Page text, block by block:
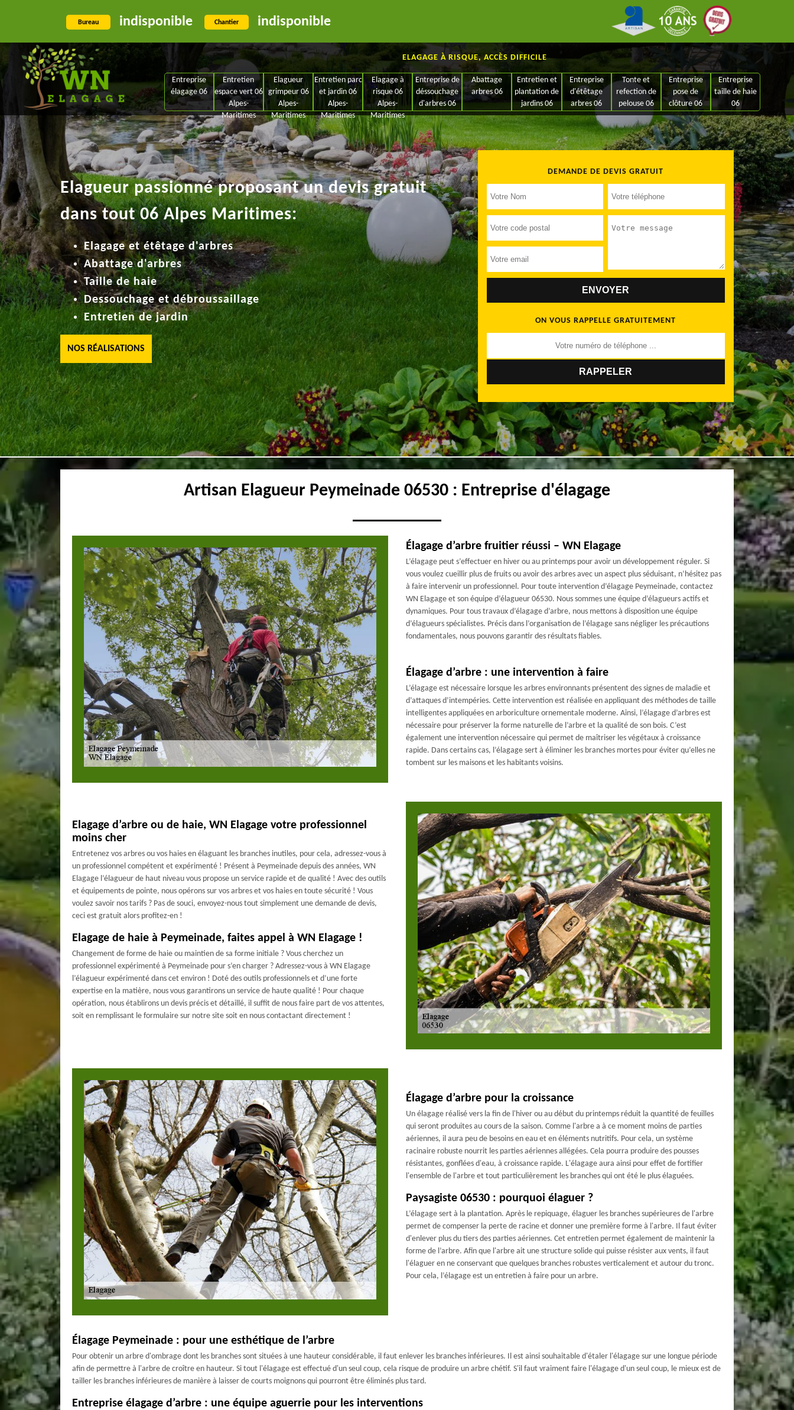
Bureau indisponible Chantier indisponible
ELAGAGE À RISQUE, ACCÈS DIFFICILE
Entreprise
élagage 06
Entretien
espace vert 06
Alpes-
Maritimes
Elagueur
grimpeur 06
Alpes-
Maritimes
Entretien parc
et jardin 06
Alpes-
Maritimes
Elagage à
risque 06
Alpes-
Maritimes
Entreprise de
déssouchage
d'arbres 06
Abattage
arbres 06
Entretien et
plantation de
jardins 06
Entreprise
d'étêtage
arbres 06
Tonte et
refection de
pelouse 06
Entreprise
pose de
clôture 06
Entreprise
taille de haie
06
DEMANDE DE DEVIS GRATUIT
ON VOUS RAPPELLE GRATUITEMENT
Elagueur passionné proposant un devis gratuit
dans tout 06 Alpes Maritimes:
Elagage et étêtage d'arbres
Abattage d'arbres
Taille de haie
Dessouchage et débroussaillage
Entretien de jardin
NOS RÉALISATIONS
Artisan Elagueur Peymeinade 06530 : Entreprise d'élagage
Élagage d’arbre fruitier réussi – WN Elagage
L’élagage peut s’effectuer en hiver ou au printemps pour avoir un développement réguler. Si
vous voulez cueillir plus de fruits ou avoir des arbres avec un aspect plus séduisant, n’hésitez pas
à faire intervenir un professionnel. Pour toute intervention d’élagage Peymeinade, contactez
WN Elagage et son équipe d’élagueur 06530. Nous sommes une équipe d’élagueurs actifs et
dynamiques. Pour tous travaux d’élagage d’arbre, nous mettons à disposition une équipe
d’élagueurs spécialistes. Précis dans l’organisation de l’élagage sans négliger les précautions
fondamentales, nous pouvons garantir des résultats fiables.
Élagage d’arbre : une intervention à faire
L’élagage est nécessaire lorsque les arbres environnants présentent des signes de maladie et
d’attaques d’intempéries. Cette intervention est réalisée en appliquant des méthodes de taille
intelligentes appliquées en arboriculture ornementale moderne. Ainsi, l’élagage d’arbres est
nécessaire pour préserver la forme naturelle de l’arbre et la qualité de son bois. C’est
également une intervention nécessaire qui permet de maîtriser les végétaux à croissance
rapide. Dans certains cas, l’élagage sert à éliminer les branches mortes pour éviter qu’elles ne
tombent sur les maisons et les habitants voisins.
Elagage d’arbre ou de haie, WN Elagage votre professionnel
moins cher
Entretenez vos arbres ou vos haies en élaguant les branches inutiles, pour cela, adressez-vous à
un professionnel compétent et expérimenté ! Présent à Peymeinade depuis des années, WN
Elagage l’élagueur de haut niveau vous propose un service rapide et de qualité ! Avec des outils
et équipements de pointe, nous opérons sur vos arbres et vos haies en toute sécurité ! Vous
voulez savoir nos tarifs ? Pas de souci, envoyez-nous tout simplement une demande de devis,
ceci est gratuit alors profitez-en !
Elagage de haie à Peymeinade, faites appel à WN Elagage !
Changement de forme de haie ou maintien de sa forme initiale ? Vous cherchez un
professionnel expérimenté à Peymeinade pour s’en charger ? Adressez-vous à WN Elagage
l’élagueur expérimenté dans cet environ ! Doté des outils professionnels et d’une forte
expertise en la matière, nous vous garantirons un service de haute qualité ! Pour chaque
opération, nous établirons un devis précis et détaillé, il suffit de nous faire part de vos attentes,
soit en remplissant le formulaire sur notre site soit en nous contactant directement !
Élagage d’arbre pour la croissance
Un élagage réalisé vers la fin de l'hiver ou au début du printemps réduit la quantité de feuilles
qui seront produites au cours de la saison. Comme l'arbre a à ce moment moins de parties
aériennes, il aura peu de besoins en eau et en éléments nutritifs. Pour cela, un système
racinaire robuste nourrit les parties aériennes allégées. Cela pourra produire des pousses
résistantes, gonflées d'eau, à croissance rapide. L'élagage aura ainsi pour effet de fortifier
l'ensemble de l'arbre et tout particulièrement les branches qui ont été le plus élaguées.
Paysagiste 06530 : pourquoi élaguer ?
L’élagage sert à la plantation. Après le repiquage, élaguer les branches supérieures de l'arbre
permet de compenser la perte de racine et donner une première forme à l'arbre. Il faut éviter
d'enlever plus du tiers des parties aériennes. Cet entretien permet également de maintenir la
forme de l’arbre. Afin que l'arbre ait une structure solide qui puisse résister aux vents, il faut
l'élaguer en ne conservant que quelques branches robustes verticalement et autour du tronc.
Pour cela, l’élagage est un entretien à faire pour un arbre.
Élagage Peymeinade : pour une esthétique de l’arbre
Pour obtenir un arbre d'ombrage dont les branches sont situées à une hauteur considérable, il faut enlever les branches inférieures. Il est ainsi souhaitable d'étaler l'élagage sur une longue période
afin de permettre à l'arbre de croître en hauteur. Si tout l'élagage est effectué d'un seul coup, cela risque de produire un arbre chétif. S'il faut vraiment faire l'élagage d'un seul coup, le mieux est de
tailler les branches inférieures de manière à laisser de courts moignons qui pourront être éliminés plus tard.
Entreprise élagage d’arbre : une équipe aguerrie pour les interventions